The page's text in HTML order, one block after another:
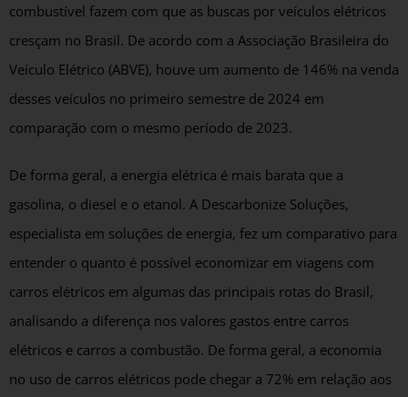
combustível fazem com que as buscas por veículos elétricos
cresçam no Brasil. De acordo com a Associação Brasileira do
Veículo Elétrico (ABVE), houve um aumento de 146% na venda
desses veículos no primeiro semestre de 2024 em
comparação com o mesmo período de 2023.
De forma geral, a energia elétrica é mais barata que a
gasolina, o diesel e o etanol. A Descarbonize Soluções,
especialista em soluções de energia, fez um comparativo para
entender o quanto é possível economizar em viagens com
carros elétricos em algumas das principais rotas do Brasil,
analisando a diferença nos valores gastos entre carros
elétricos e carros a combustão. De forma geral, a economia
no uso de carros elétricos pode chegar a 72% em relação aos